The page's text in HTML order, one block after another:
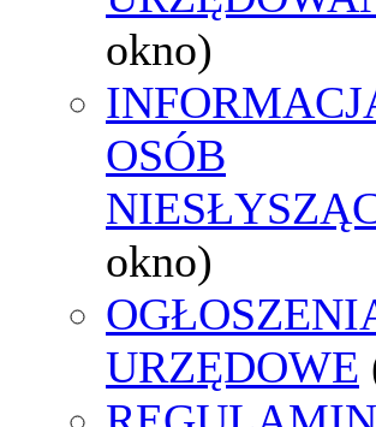
okno)
OSÓB
okno)
URZĘDOWE